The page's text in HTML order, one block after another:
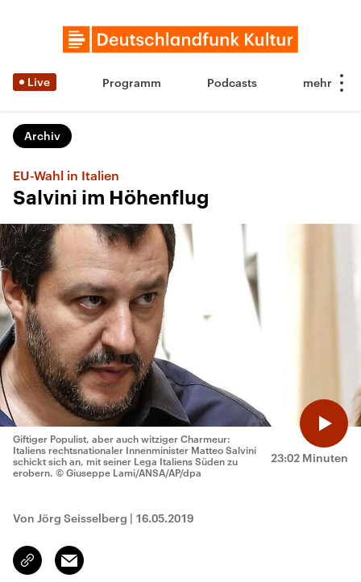
Live Programm Podcasts
Archiv
EU-Wahl in Italien
Salvini im Höhenflug
23:02 Minuten
Giftiger Populist, aber auch witziger Charmeur:
Italiens rechtsnationaler Innenminister Matteo Salvini
schickt sich an, mit seiner Lega Italiens Süden zu
erobern. © Giuseppe Lami/ANSA/AP/dpa
Von Jörg Seisselberg | 16.05.2019
Link
kopieren/teilen
Email